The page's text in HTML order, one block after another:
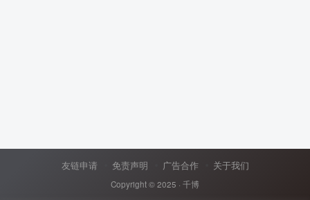
友链申请 免责声明 广告合作 关于我们
Copyright © 2025 · 千博